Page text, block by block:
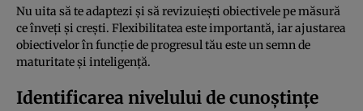
Nu uita să te adaptezi și să revizuiești obiectivele pe măsură
ce înveți și crești. Flexibilitatea este importantă, iar ajustarea
obiectivelor în funcție de progresul tău este un semn de
maturitate și inteligență.
Identificarea nivelului de cunoștințe